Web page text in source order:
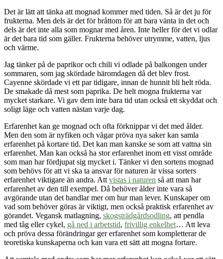
Det är lätt att tänka att mognad kommer med tiden. Så är det ju för
frukterna. Men dels är det för bråttom för att bara vänta in det och
dels är det inte alla som mognar med åren. Inte heller för det vi odlar
är det bara tid som gäller. Frukterna behöver utrymme, vatten, ljus
och värme.
Jag tänker på de paprikor och chili vi odlade på balkongen under
sommaren, som jag skördade häromdagen då det blev frost.
Cayenne skördade vi ett par tidigare, innan de hunnit bli helt röda.
De smakade då mest som paprika. De helt mogna frukterna var
mycket starkare. Vi gav dem inte bara tid utan också ett skyddat och
soligt läge och vatten nästan varje dag.
Erfarenhet kan ge mognad och ofta förknippar vi det med ålder.
Men den som är nyfiken och vågar pröva nya saker kan samla
erfarenhet på kortare tid. Det kan man kanske se som att vattna sin
erfarenhet. Man kan också ha stor erfarenhet inom ett visst område
som man har fördjupat sig mycket i. Tänker vi den sortens mognad
som behövs för att vi ska ta ansvar för naturen är vissa sorters
erfarenhet viktigare än andra. Att vistas i naturen så att man har
erfarenhet av den till exempel. Då behöver ålder inte vara så
avgörande utan det handlar mer om hur man lever. Kunskaper om
vad som behöver göras är viktigt, men också praktisk erfarenhet av
görandet. Vegansk matlagning, skogsträdgårdsodling, att pendla
med tåg eller cykel, gå ned i arbetstid, frivillig enkelhet… Att leva
och pröva dessa förändringar ger erfarenhet som kompletterar de
teoretiska kunskaperna och kan vara ett sätt att mogna fortare.